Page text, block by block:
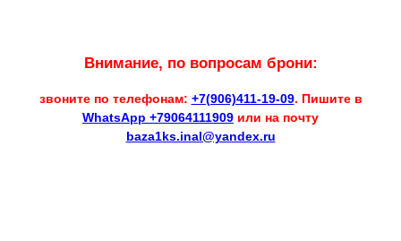
Внимание, по вопросам брони:
звоните по телефонам: +7(906)411-19-09. Пишите в
WhatsApp +79064111909 или на почту
baza1ks.inal@yandex.ru